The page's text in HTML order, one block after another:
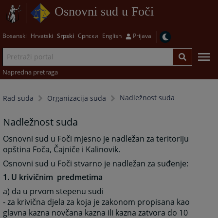
Osnovni sud u Foči
Bosanski Hrvatski Srpski Српски English Prijava
Napredna pretraga
Rad suda Organizacija suda Nadležnost suda
Nadležnost suda
Osnovni sud u Foči mjesno je nadležan za teritoriju
opština Foča, Čajniče i Kalinovik.
Osnovni sud u Foči stvarno je nadležan za suđenje:
1. U krivičnim predmetima
a) da u prvom stepenu sudi
- za krivična djela za koja je zakonom propisana kao
glavna kazna novčana kazna ili kazna zatvora do 10